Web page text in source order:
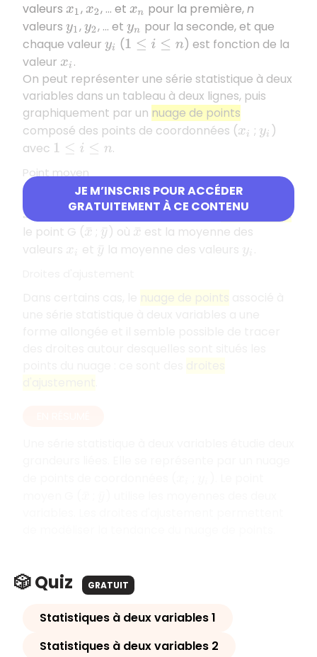
JE M’INSCRIS POUR ACCÉDER
GRATUITEMENT À CE CONTENU
valeurs x1 ,x2, ... et xn pour la première,n
valeurs y1 ,y2, ... etyn pour la seconde, et que
chaque valeur yi (1≤ ≤n
) est fonction de la
valeur xi .
On peut représenter une série statistique à deux
variables dans un tableau à deux lignes, puis
graphiquement par un nuage de points
composé des points de coordonnées (xi ; yi )
avec 1≤ ≤n .
Point moyen
série statistique à deux variables
xi ) avec1≤i≤ n , on appellepoint moyen
le point G (x¯ ; y¯) où x¯ est la moyenne des
valeurs xi et y¯ la moyenne des valeurs yi
nuage de points
🎲 Quiz GRATUIT
Statistiques à deux variables 1
Statistiques à deux variables 2